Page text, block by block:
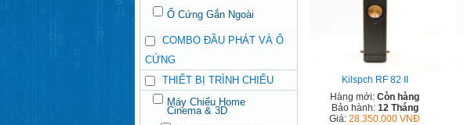
Ổ Cứng Gắn Ngoài
COMBO ĐẦU PHÁT VÀ Ổ
CỨNG
THIẾT BỊ TRÌNH CHIẾU
Máy Chiếu Home
Cinema & 3D
Kilspch RF 82 II
Hàng mới: Còn hàng
Bảo hành: 12 Tháng
Giá: 28.350.000 VNĐ